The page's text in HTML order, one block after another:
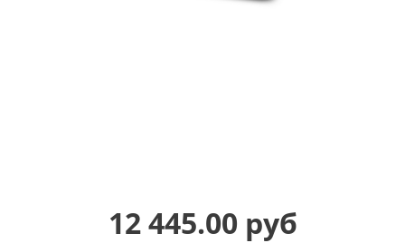
12 445.00 руб